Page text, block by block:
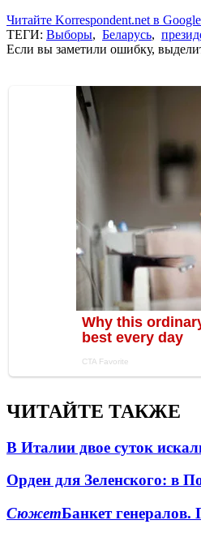
Читайте Korrespondent.net в
ТЕГИ: Выборы, Беларусь,
Если вы заметили ошибку,
ЧИТАЙТЕ ТАКЖЕ
В Италии двое суток
Орден для Зеленского: в
СюжетБанкет генералов.